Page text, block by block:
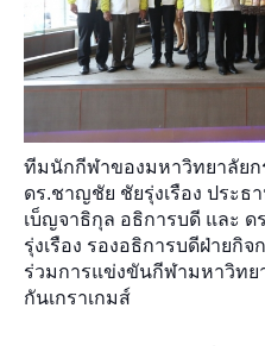
ทีมนักกีฬาของมหาวิทยาลัยก
ดร.ชาญชัย ชัยรุ่งเรือง ประธ
เบ็ญจาธิกุล อธิการบดี และ ด
รุ่งเรือง รองอธิการบดีฝ่ายกิ
ร่วมการแข่งขันกีฬามหาวิทย
กันเกราเกมส์